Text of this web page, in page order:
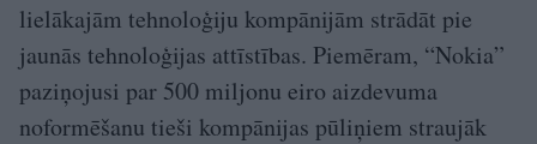
lielākajām tehnoloģiju kompānijām strādāt pie
jaunās tehnoloģijas attīstības. Piemēram, “Nokia”
paziņojusi par 500 miljonu eiro aizdevuma
noformēšanu tieši kompānijas pūliņiem straujāk